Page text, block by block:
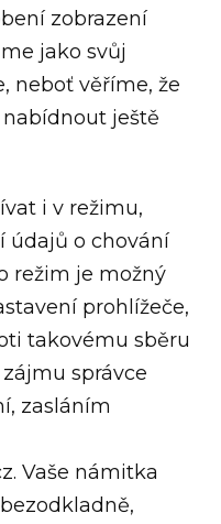
zobrazení
jako svůj
neboť věříme, že
ještě
i v režimu,
údajů o chování
režim je možný
prohlížeče,
takovému sběru
správce
zasláním
Vaše námitka